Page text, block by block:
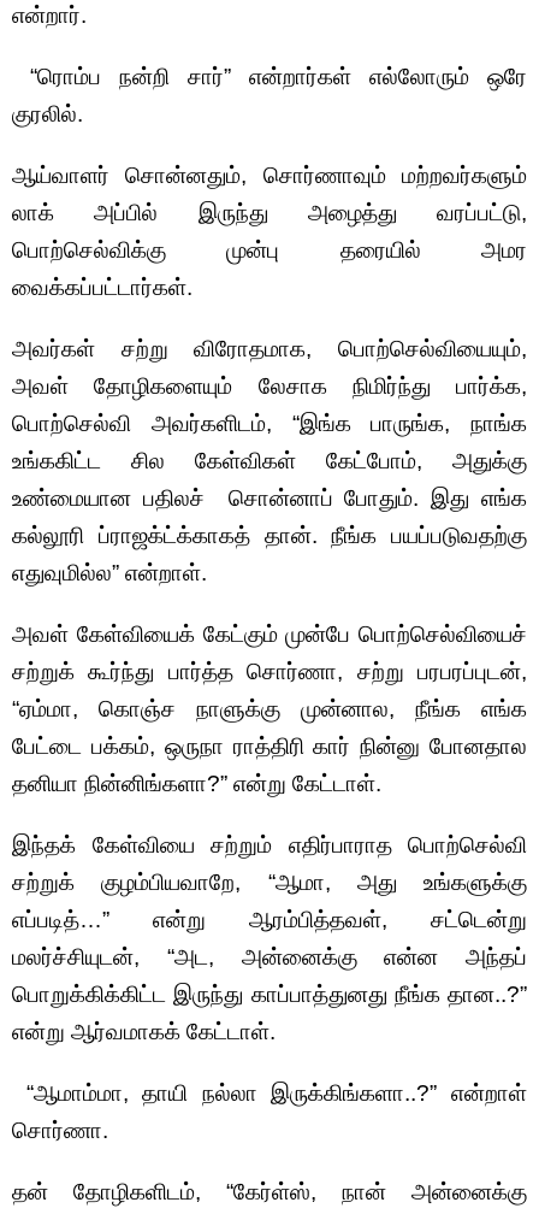
என்றார்.
“ரொம்ப நன்றி சார்” என்றார்கள் எல்லோரும் ஒரே
குரலில்.
ஆய்வாளர் சொன்னதும், சொர்ணாவும் மற்றவர்களும்
லாக் அப்பில் இருந்து அழைத்து வரப்பட்டு,
பொற்செல்விக்கு முன்பு தரையில் அமர
வைக்கப்பட்டார்கள்.
அவர்கள் சற்று விரோதமாக, பொற்செல்வியையும்,
அவள் தோழிகளையும் லேசாக நிமிர்ந்து பார்க்க,
பொற்செல்வி அவர்களிடம், “இங்க பாருங்க, நாங்க
உங்ககிட்ட சில கேள்விகள் கேட்போம், அதுக்கு
உண்மையான பதிலச் சொன்னாப் போதும். இது எங்க
கல்லூரி ப்ராஜக்ட்க்காகத் தான். நீங்க பயப்படுவதற்கு
எதுவுமில்ல” என்றாள்.
அவள் கேள்வியைக் கேட்கும் முன்பே பொற்செல்வியைச்
சற்றுக் கூர்ந்து பார்த்த சொர்ணா, சற்று பரபரப்புடன்,
“ஏம்மா, கொஞ்ச நாளுக்கு முன்னால, நீங்க எங்க
பேட்டை பக்கம், ஒருநா ராத்திரி கார் நின்னு போனதால
தனியா நின்னிங்களா?” என்று கேட்டாள்.
இந்தக் கேள்வியை சற்றும் எதிர்பாராத பொற்செல்வி
சற்றுக் குழம்பியவாறே, “ஆமா, அது உங்களுக்கு
எப்படித்…” என்று ஆரம்பித்தவள், சட்டென்று
மலர்ச்சியுடன், “அட, அன்னைக்கு என்ன அந்தப்
பொறுக்கிக்கிட்ட இருந்து காப்பாத்துனது நீங்க தான..?”
என்று ஆர்வமாகக் கேட்டாள்.
“ஆமாம்மா, தாயி நல்லா இருக்கிங்களா..?” என்றாள்
சொர்ணா.
தன் தோழிகளிடம், “கேர்ள்ஸ், நான் அன்னைக்கு